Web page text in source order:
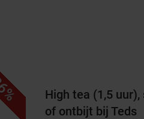
High tea (1,5
of ontbijt bij Teds